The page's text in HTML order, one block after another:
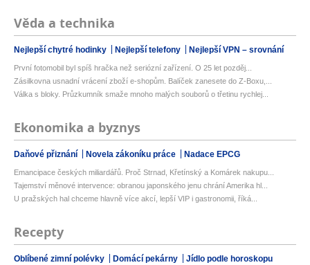
Věda a technika
Nejlepší chytré hodinky Nejlepší telefony Nejlepší VPN – srovnání
První fotomobil byl spíš hračka než seriózní zařízení. O 25 let pozděj...
Zásilkovna usnadní vrácení zboží e-shopům. Balíček zanesete do Z-Boxu,...
Válka s bloky. Průzkumník smaže mnoho malých souborů o třetinu rychlej...
Ekonomika a byznys
Daňové přiznání Novela zákoníku práce Nadace EPCG
Emancipace českých miliardářů. Proč Strnad, Křetínský a Komárek nakupu...
Tajemství měnové intervence: obranou japonského jenu chrání Amerika hl...
U pražských hal chceme hlavně více akcí, lepší VIP i gastronomii, říká...
Recepty
Oblíbené zimní polévky Domácí pekárny Jídlo podle horoskopu